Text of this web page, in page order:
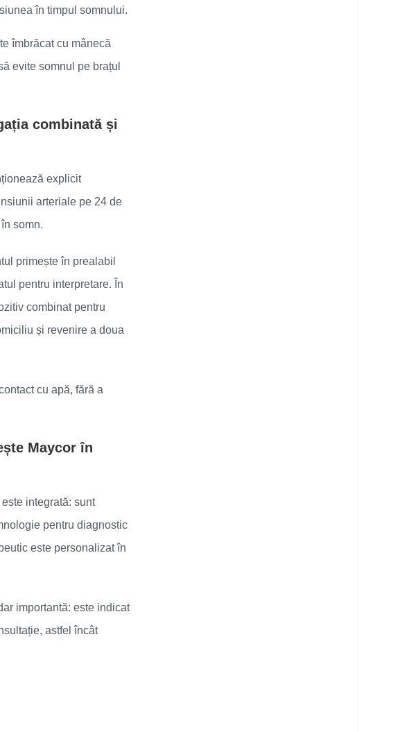
în timpul somnului.
îmbrăcat cu mânecă
evite somnul pe brațul
combinată și
explicit
arteriale pe 24 de
somn.
primește în prealabil
pentru interpretare. În
combinat pentru
și revenire a doua
cu apă, fără a
Maycor în
integrată: sunt
pentru diagnostic
este personalizat în
importantă: este indicat
astfel încât